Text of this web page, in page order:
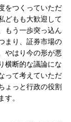
をつくっていただ
どもも大歓迎して
もう一歩突っ込ん
まり、証券市場の
やはり今の形が悪
横断的な議論にな
って考えていただ
ょっと行政の役割
。